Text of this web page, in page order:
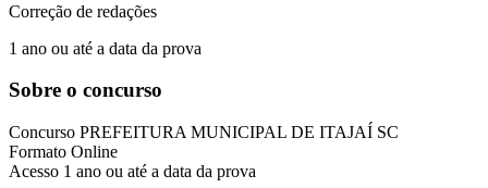
Correção de redações
1 ano ou até a data da prova
Sobre o concurso
Concurso PREFEITURA MUNICIPAL DE ITAJAÍ SC
Formato Online
Acesso 1 ano ou até a data da prova